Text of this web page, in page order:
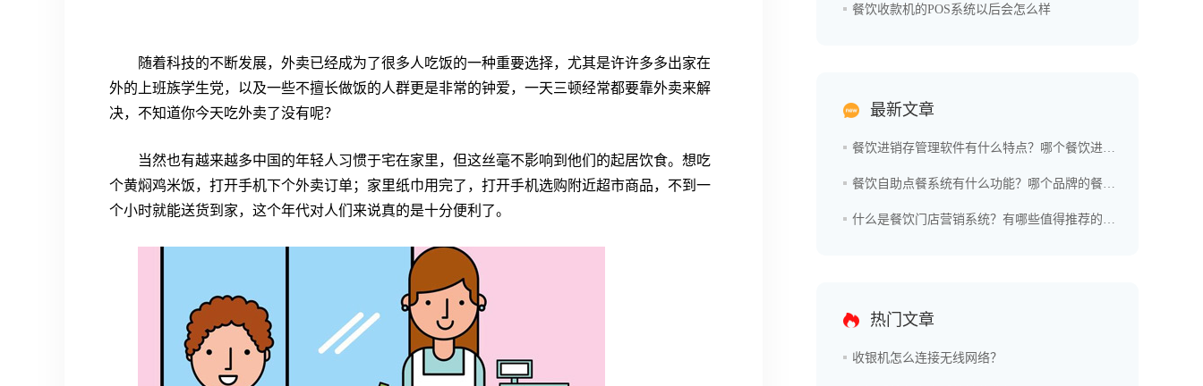
随着科技的不断发展，外卖已经成为了很多人吃饭的一种重要选择，尤其是许许多多出家在
外的上班族学生党，以及一些不擅长做饭的人群更是非常的钟爱，一天三顿经常都要靠外卖来解
决，不知道你今天吃外卖了没有呢？
当然也有越来越多中国的年轻人习惯于宅在家里，但这丝毫不影响到他们的起居饮食。想吃
个黄焖鸡米饭，打开手机下个外卖订单；家里纸巾用完了，打开手机选购附近超市商品，不到一
个小时就能送货到家，这个年代对人们来说真的是十分便利了。
餐饮收款机的POS系统以后会怎么样
最新文章
餐饮进销存管理软件有什么特点？哪个餐饮进销存管理软件好用？
餐饮自助点餐系统有什么功能？哪个品牌的餐饮自助点餐系统更好？
什么是餐饮门店营销系统？有哪些值得推荐的品牌？
热门文章
收银机怎么连接无线网络？